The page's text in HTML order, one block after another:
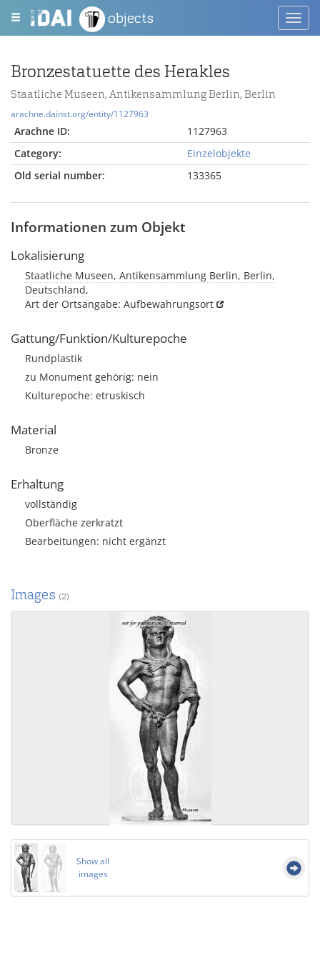
objects
Bronzestatuette des Herakles
Staatliche Museen, Antikensammlung Berlin, Berlin
arachne.dainst.org/entity/1127963
Arachne ID:
1127963
Category:
Einzelobjekte
Old serial number:
133365
Informationen zum Objekt
Lokalisierung
Staatliche Museen, Antikensammlung Berlin, Berlin,
Deutschland,
Art der Ortsangabe: Aufbewahrungsort
Gattung/Funktion/Kulturepoche
Rundplastik
zu Monument gehörig: nein
Kulturepoche: etruskisch
Material
Bronze
Erhaltung
vollständig
Oberfläche zerkratzt
Bearbeitungen: nicht ergänzt
Images (2)
Show all
images